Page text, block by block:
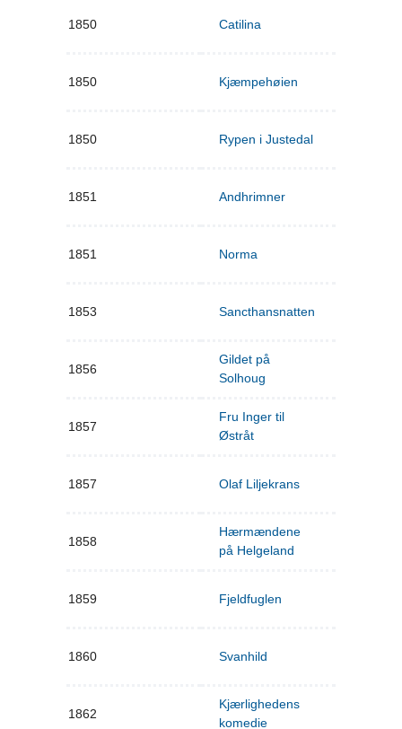
1850 Catilina
1850 Kjæmpehøien
1850 Rypen i Justedal
1851 Andhrimner
1851 Norma
1853 Sancthansnatten
1856
Gildet på
Solhoug
1857
Fru Inger til
Østråt
1857 Olaf Liljekrans
1858
Hærmændene
på Helgeland
1859 Fjeldfuglen
1860 Svanhild
1862
Kjærlighedens
komedie